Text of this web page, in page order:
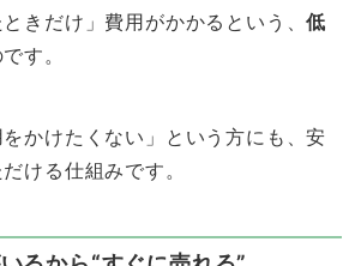
きだけ」費用がかかるという、低
す。
をかけたくない」という方にも、安
ける仕組みです。